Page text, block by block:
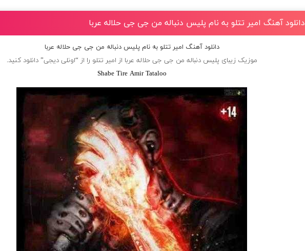
دانلود آهنگ امیر تتلو به نام پلیس دنباله من جى جى حلاله عربا
دانلود آهنگ امیر تتلو به نام پلیس دنباله من جى جى حلاله عربا
موزیک زیبای پلیس دنباله من جى جى حلاله عربا از امیر تتلو را از “اونلی دیجی” دانلود کنید.
Shabe Tire Amir Tataloo